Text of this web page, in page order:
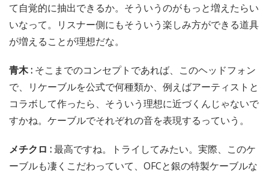
て自覚的に抽出できるか。そういうのがもっと増えたらい
いなって。リスナー側にもそういう楽しみ方ができる道具
が増えることが理想だな。
青木 : そこまでのコンセプトであれば、このヘッドフォン
で、リケーブルを公式で何種類か、例えばアーティストと
コラボして作ったら、そういう理想に近づくんじゃないで
すかね。ケーブルでそれぞれの音を表現するっていう。
メチクロ :最高ですね。トライしてみたい。実際、このケ
ーブルも凄くこだわっていて、OFCと銀の特製ケーブルな